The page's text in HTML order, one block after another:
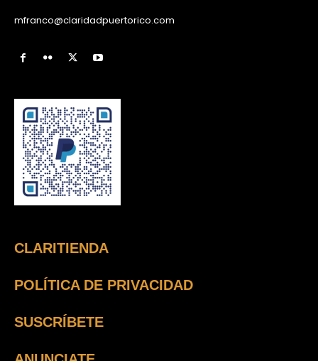
mfranco@claridadpuertorico.com
CLARITIENDA
POLÍTICA DE PRIVACIDAD
SUSCRÍBETE